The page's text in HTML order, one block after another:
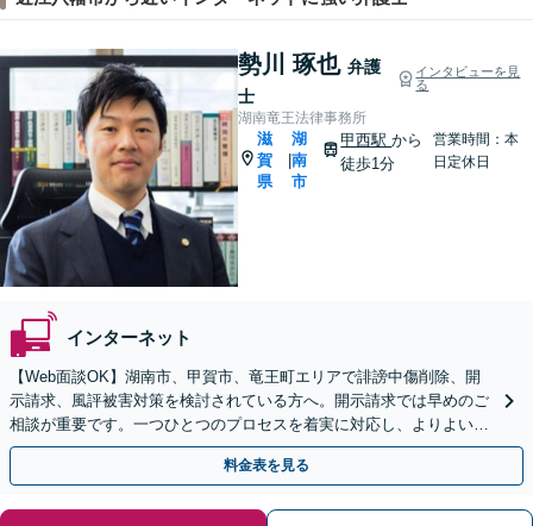
勢川 琢也 弁護
士
インタビューを見
る
湖南竜王法律事務所
滋
賀
県
湖
南
市
甲西駅から
徒歩1分
営業時間：本
日定休日
インターネット
【Web面談OK】湖南市、甲賀市、竜王町エリアで誹謗中傷削除、開
示請求、風評被害対策を検討されている方へ。開示請求では早めのご
相談が重要です。一つひとつのプロセスを着実に対応し、よりよい解
決に向けて尽力いたします【甲西駅1分】
料金表を見る